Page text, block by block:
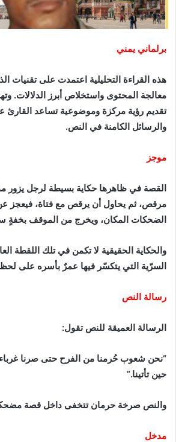
برلماني يمني
هذه القراءة التحليلية اعتمدت على تقنيات
معالجة المحتوى واستخلاص أبرز الدلالات.
تقديم رؤية مركزة وموضوعية تساعد القارئ
والرسائل الكامنة في النص.
موجز
القصة في ظاهرها حكاية بسيطة لرجل يزور
مرقص، ثم يحاول أن يرقص مع فتاة، فيعجز عن
الضحكات المكان، ويخرج من الموقف بخفةٍ
والحكاية الحقيقية لا تكمن في تلك اللقطة
السرّية التي يتكسّر فيها عمرٌ بأسره على
رسالة النص
الرسالة العميقة للنص تقول:
“نحن شعوب حُرمنا من الفرح حتى صرنا
حين تأتينا.”
والنص صرخة حرمان تتخفى داخل قصة
مدخل